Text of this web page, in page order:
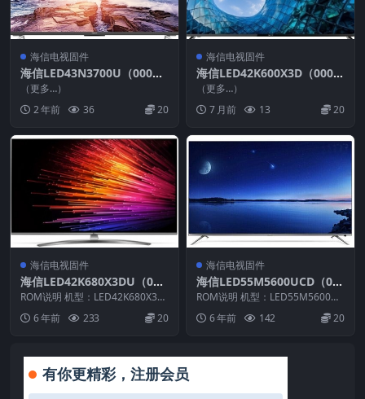
海信电视固件
海信LED43N3700U（000
0）BOM1_C010_20171011
U盘刷机固件
（更多…）
2 年前
36 20
海信电视固件
海信LED42K600X3D（000
0）BOM1升级VIDAA2软件
数据20140521_U盘刷机固件
（更多…）
7 月前
13 20
海信电视固件
海信LED42K680X3DU（000
0）BOM1官方原厂USB刷机
电视固件包
ROM说明 机型：LED42K680X3D
U 固件版本：（0000） BOM：
1... 6 年前 233 20
海信电视固件
海信LED55M5600UCD（00
00）BOM1_C003_20170523
官方原厂USB刷机电视固件包
ROM说明 机型：LED55M5600UC
D 固件版本：（0000） BOM：
1... 6 年前 142 20
有你更精彩，注册会员